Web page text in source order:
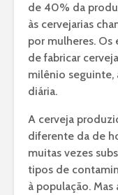
de 40% da
às cervejarias
por mulheres.
de fabricar
milênio seguinte,
diária.
A cerveja
diferente da de
muitas vezes
tipos de
à população.